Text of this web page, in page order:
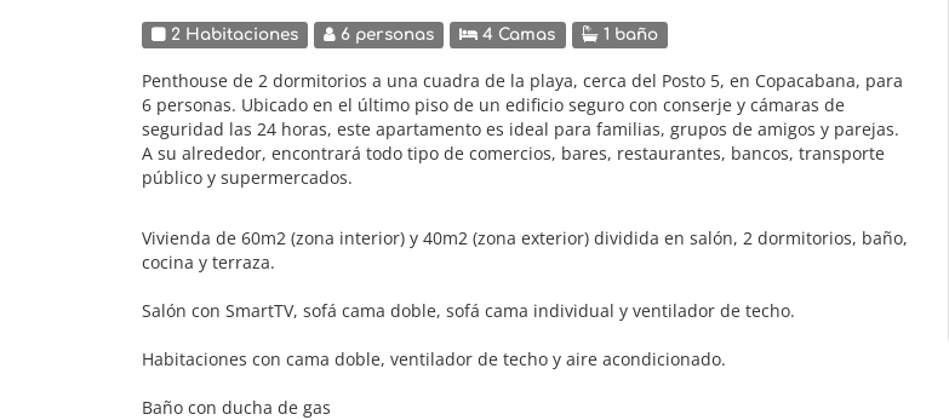
2 Habitaciones 6 personas 4 Camas 1 baño
Penthouse de 2 dormitorios a una cuadra de la playa, cerca del Posto 5, en Copacabana, para
6 personas. Ubicado en el último piso de un edificio seguro con conserje y cámaras de
seguridad las 24 horas, este apartamento es ideal para familias, grupos de amigos y parejas.
A su alrededor, encontrará todo tipo de comercios, bares, restaurantes, bancos, transporte
público y supermercados.
Vivienda de 60m2 (zona interior) y 40m2 (zona exterior) dividida en salón, 2 dormitorios, baño,
cocina y terraza.
Salón con SmartTV, sofá cama doble, sofá cama individual y ventilador de techo.
Habitaciones con cama doble, ventilador de techo y aire acondicionado.
Baño con ducha de gas